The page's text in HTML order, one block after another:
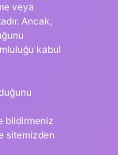
veya
Ancak,
kabul
bildirmeniz
sitemizden